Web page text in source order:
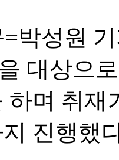
박성원
대상으
하며 취재
진행했